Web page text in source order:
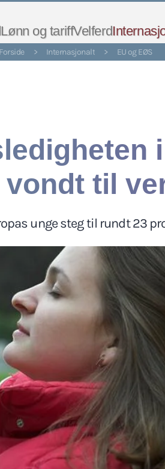
Lønn og tariffVelferd
Forside > Internasjonalt > EU og EØS
vondt til
unge steg til rundt 23